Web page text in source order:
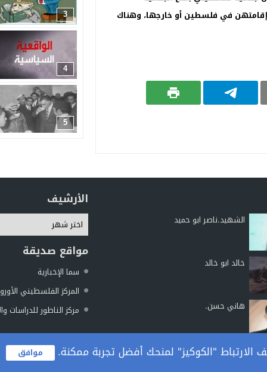
إقامتهن في فلسطين أو خارجها، وهناك
3
4
5
الشهيد.ناصر ابو حميد
خالد ابو خالد
هاني حسن.
الأرشيف
مواقع صديقة
سما الإخبارية
المركز الفلسطيني
مركز الناطور للدراسات
"الكوكيز" لمنحك أفضل تجربة ممكنة. موافق